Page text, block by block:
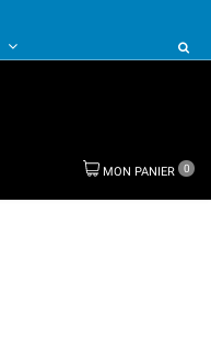
MON PANIER 0